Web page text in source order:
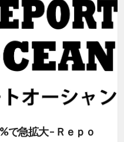
で急拡大 – Ｒｅｐｏ